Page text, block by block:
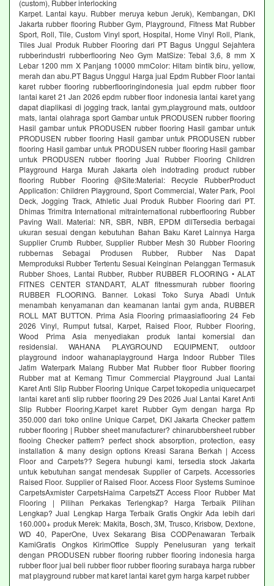
(custom), Rubber interlocking
Karpet. Lantai kayu. Rubber meruya kebun Jeruk), Kembangan, DKI
Jakarta rubber flooring Rubber Gym, Playground, Fitness Mat Rubber
Sport, Roll, Tile, Custom Vinyl sport, Hospital, Home Vinyl Roll, Plank,
Tiles Jual Produk Rubber Flooring dari PT Bagus Unggul Sejahtera
rubberindustri rubberflooring Neo Gym MatSize: Tebal 3,6, 8 mm X
Lebar 1200 mm X Panjang 10000 mmColor: Hitam bintik biru, yellow,
merah dan abu.PT Bagus Unggul Harga jual Epdm Rubber Floor lantai
karet rubber flooring rubberflooringindonesia jual epdm rubber floor
lantai karet 21 Jan 2026 epdm rubber floor indonesia lantai karet yang
dapat diaplikasi di jogging track, lantai gym,playground mats, outdoor
mats, lantai olahraga sport Gambar untuk PRODUSEN rubber flooring
Hasil gambar untuk PRODUSEN rubber flooring Hasil gambar untuk
PRODUSEN rubber flooring Hasil gambar untuk PRODUSEN rubber
flooring Hasil gambar untuk PRODUSEN rubber flooring Hasil gambar
untuk PRODUSEN rubber flooring Jual Rubber Flooring Children
Playground Harga Murah Jakarta oleh indotrading product rubber
flooring Rubber Flooring @Site:Material: Recycle RubberProduct
Application: Children Playground, Sport Commercial, Water Park, Pool
Deck, Jogging Track, Athletic Jual Produk Rubber Flooring dari PT.
Dhimas Trimitra International mitrainternational rubberflooring Rubber
Paving Wall. Material: NR, SBR, NBR, EPDM dllTersedia berbagai
ukuran sesuai dengan kebutuhan Bahan Baku Karet Lainnya Harga
Supplier Crumb Rubber, Supplier Rubber Mesh 30 Rubber Flooring
rubbernas Sebagai Produsen Rubber, Rubber Nas Dapat
Memproduksi Rubber Tertentu Sesuai Keinginan Pelanggan Termasuk
Rubber Shoes, Lantai Rubber, Rubber RUBBER FLOORING • ALAT
FITNES CENTER STANDART, ALAT fitnessmurah rubber flooring
RUBBER FLOORING. Banner. Lokasi Toko Surya Abadi Untuk
menambah kenyamanan dan keamanan lantai gym anda, RUBBER
ROLL MAT BUTTON. Prima Asia Flooring primaasiaflooring 24 Feb
2026 Vinyl, Rumput futsal, Karpet, Raised Floor, Rubber Flooring,
Wood Prima Asia menyediakan produk lantai komersial dan
residensial. WAHANA PLAYGROUND EQUIPMENT, outdoor
playground indoor wahanaplayground Harga Indoor Rubber Tiles
Jatim Waterpark Malang Rubber Mat Rubber floor Rubber flooring
Rubber mat at Kemang Timur Commercial Playground Jual Lantai
Karet Anti Slip Rubber Flooring Unique Carpet tokopedia uniquecarpet
lantai karet anti slip rubber flooring 29 Des 2026 Jual Lantai Karet Anti
Slip Rubber Flooring,Karpet karet Rubber Gym dengan harga Rp
350.000 dari toko online Unique Carpet, DKI Jakarta Checker pattem
rubber flooring | Rubber sheet manufacturer? chinarubbersheet rubber
flooing Checker pattem? perfect shock absorption, protection, easy
installation & many design options Kreasi Sarana Berkah | Access
Floor and Carpets?? Segera hubungi kami, tersedia stock Jakarta
untuk kebutuhan sangat mendesak Supplier of Carpets. Accessories
Raised Floor. Supplier of Raised Floor. Access Floor Systems Suminoe
CarpetsAxmister CarpetsHaima CarpetsZT Access Floor Rubber Mat
Flooring | Pilihan Perkakas Terlengkap? Harga Terbaik Pilihan
Lengkap? Jual Lengkap Harga Terbaik Gratis Ongkir Ada lebih dari
160.000+ produk Merek: Makita, Bosch, 3M, Trusco, Krisbow, Dextone,
WD 40, PaperOne, Uvex Sekarang Bisa CODPenawaran Terbaik
KamiGratis Ongkos KirimOffice Supply Penelusuran yang terkait
dengan PRODUSEN rubber flooring rubber flooring indonesia harga
rubber floor jual beli rubber floor rubber flooring surabaya harga rubber
mat playground rubber mat karet lantai karet gym harga karpet rubber